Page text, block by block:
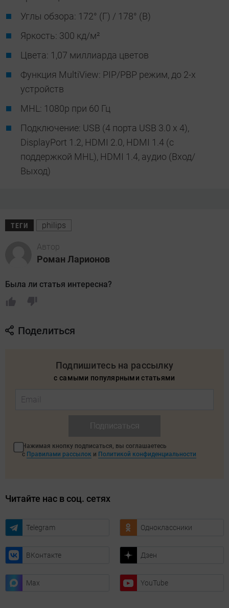
Углы обзора: 172° (Г) / 178° (В)
Яркость: 300 кд/м²
Цвета: 1,07 миллиарда цветов
Функция MultiView: PIP/PBP режим, до 2-х
устройств
MHL: 1080p при 60 Гц
Подключение: USB (4 порта USB 3.0 x 4),
DisplayPort 1.2, HDMI 2.0, HDMI 1.4 (с
поддержкой MHL), HDMI 1.4, аудио (Вход/
Выход)
ТЕГИ philips
Автор
Роман Ларионов
Была ли статья интересна?
Поделиться
Подпишитесь на рассылку
с самыми популярными статьями
Нажимая кнопку подписаться, вы соглашаетесь
с Правилами рассылок и Политикой конфиденциальности
Читайте нас в соц. сетях
Telegram Одноклассники
ВКонтакте Дзен
Max YouTube